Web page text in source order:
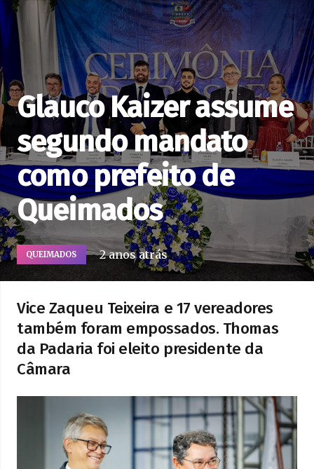
Glauco Kaizer assume
segundo mandato
como prefeito de
Queimados
QUEIMADOS 2 anos atrás
Vice Zaqueu Teixeira e 17 vereadores
também foram empossados. Thomas
da Padaria foi eleito presidente da
Câmara